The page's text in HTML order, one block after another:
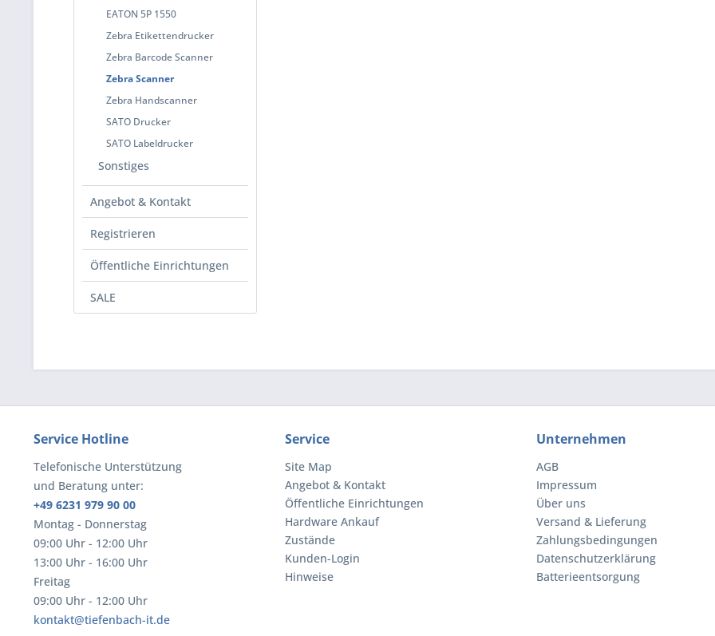
EATON 5P 1550
Zebra Etikettendrucker
Zebra Barcode Scanner
Zebra Scanner
Zebra Handscanner
SATO Drucker
SATO Labeldrucker
Sonstiges
Angebot & Kontakt
Registrieren
Öffentliche Einrichtungen
SALE
Service Hotline
Telefonische Unterstützung
und Beratung unter:
+49 6231 979 90 00
Montag - Donnerstag
09:00 Uhr - 12:00 Uhr
13:00 Uhr - 16:00 Uhr
Freitag
09:00 Uhr - 12:00 Uhr
kontakt@tiefenbach-it.de
Service
Site Map
Angebot & Kontakt
Öffentliche Einrichtungen
Hardware Ankauf
Zustände
Kunden-Login
Hinweise
Unternehmen
AGB
Impressum
Über uns
Versand & Lieferung
Zahlungsbedingungen
Datenschutzerklärung
Batterieentsorgung